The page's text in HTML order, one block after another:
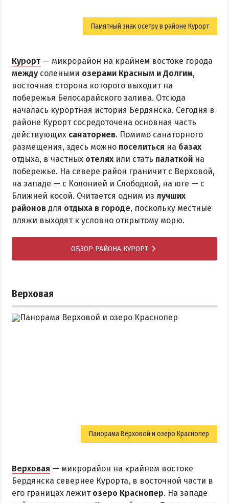
Памятный знак осетру в районе Курорт
Курорт — микрорайон на крайнем востоке города
между солеными озерами Красным и Долгим,
восточная сторона которого выходит на
побережья Белосарайского залива. Отсюда
началась курортная история Бердянска. Сегодня в
районе Курорт сосредоточена основная часть
действующих санаториев. Помимо санаторного
размещения, здесь можно поселиться на базах
отдыха, в частных отелях или стать палаткой на
побережье. На севере район граничит с Верховой,
на западе — с Колонией и Слободкой, на юге — с
Ближней косой. Считается одним из лучших
районов для отдыха в городе, поскольку местные
пляжи выходят к условно открытому морю.
ОБЗОР РАЙОНА КУРОРТ
Верховая
Панорама Верховой и озеро Краснопер
Верховая — микрорайон на крайнем востоке
Бердянска севернее Курорта, в восточной части в
его границах лежит озеро Краснопер. На западе